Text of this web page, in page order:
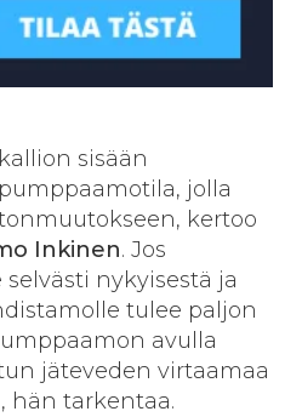
sisään
jolla
kertoo
Inkinen. Jos
nykyisestä ja
tulee paljon
avulla
jäteveden virtaamaa
hän tarkentaa.